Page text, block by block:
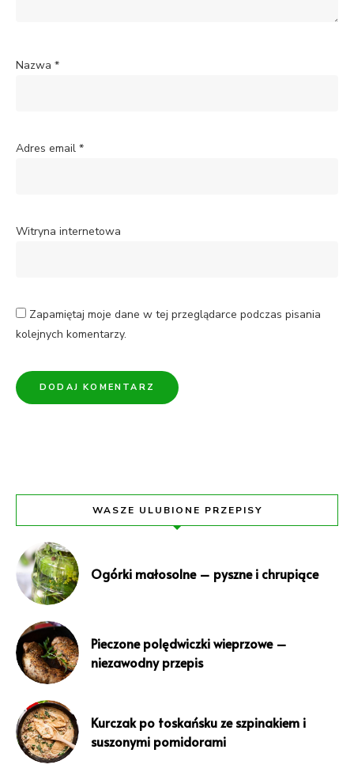
Nazwa *
Adres email *
Witryna internetowa
Zapamiętaj moje dane w tej przeglądarce podczas pisania
kolejnych komentarzy.
WASZE ULUBIONE PRZEPISY
Ogórki małosolne – pyszne i chrupiące
Pieczone polędwiczki wieprzowe –
niezawodny przepis
Kurczak po toskańsku ze szpinakiem i
suszonymi pomidorami